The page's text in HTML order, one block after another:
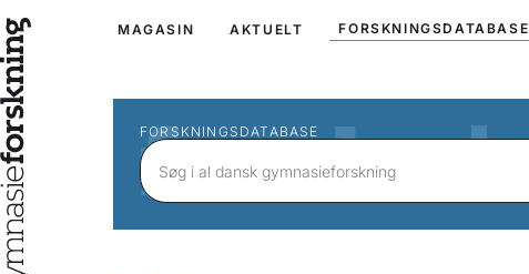
MAGASIN AKTUELT FORSKNINGSDATABASE
FORSKNINGSDATABASE